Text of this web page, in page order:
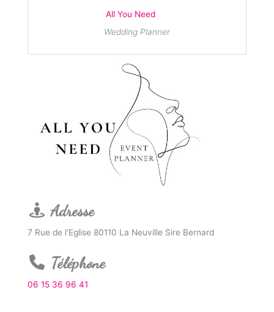
All You Need
Wedding Planner
Adresse
7 Rue de l'Eglise 80110 La Neuville Sire Bernard
Téléphone
06 15 36 96 41